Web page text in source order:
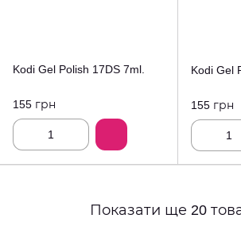
Kodi Gel Polish 17DS 7ml.
155 грн
Kodi Gel
155 грн
Показати ще 20